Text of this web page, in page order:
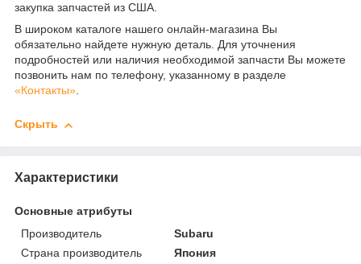
закупка запчастей из США.
В широком каталоге нашего онлайн-магазина Вы
обязательно найдете нужную деталь. Для уточнения
подробностей или наличия необходимой запчасти Вы можете
позвонить нам по телефону, указанному в разделе
«Контакты».
Скрыть
Характеристики
Основные атрибуты
Производитель
Subaru
Страна производитель
Япония